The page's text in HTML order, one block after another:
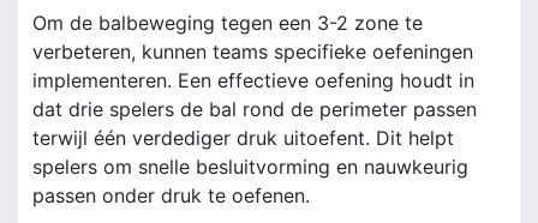
Om de balbeweging tegen een 3-2 zone te
verbeteren, kunnen teams specifieke oefeningen
implementeren. Een effectieve oefening houdt in
dat drie spelers de bal rond de perimeter passen
terwijl één verdediger druk uitoefent. Dit helpt
spelers om snelle besluitvorming en nauwkeurig
passen onder druk te oefenen.